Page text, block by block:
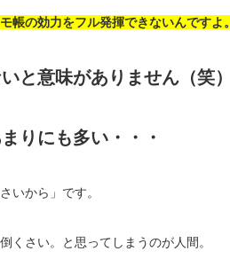
帳の効力をフル発揮できないんですよ。
と意味がありません（笑）
りにも多い・・・
いから」です。
くさい。と思ってしまうのが人間。